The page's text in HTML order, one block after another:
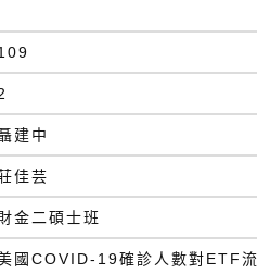
建中
佳芸
金二碩士班
國COVID-19確診人數對ETF